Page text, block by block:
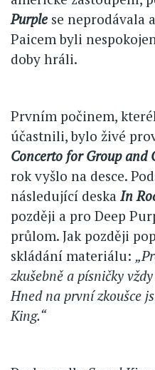
Purple se neprodávala
Paicem byli
doby hráli.
Prvním počinem,
účastnili, bylo živé
Concerto for Group and
rok vyšlo na desce.
následující deska In
později a pro Deep
průlom. Jak později
skládání materiálu:
zkušebně a písničky
Hned na první zkoušce
King.“